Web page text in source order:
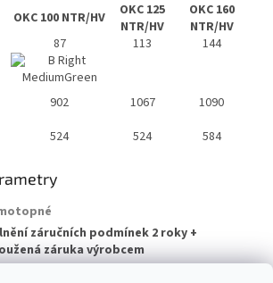
OKC 100 NTR/HV
OKC 125
NTR/HV
OKC 160
NTR/HV
87 113
144
902 1067
1090
524 524 584
záručních podmínek 2 roky +
záruka výrobcem